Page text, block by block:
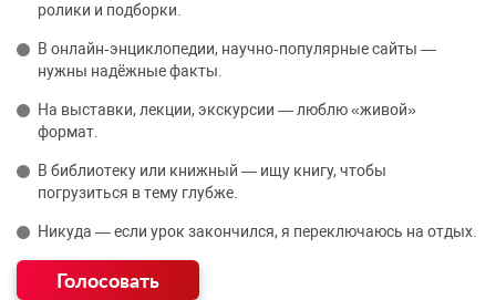
ролики и подборки.
В онлайн‑энциклопедии, научно‑популярные сайты —
нужны надёжные факты.
На выставки, лекции, экскурсии — люблю «живой»
формат.
В библиотеку или книжный — ищу книгу, чтобы
погрузиться в тему глубже.
Никуда — если урок закончился, я переключаюсь на отдых.